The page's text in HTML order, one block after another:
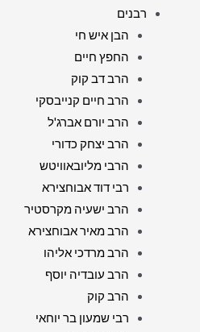
רבנים
הבן איש חי
החפץ חיים
הרב דב קוק
הרב חיים קנייבסקי
הרב יורם אברג'ל
הרב יצחק כדורי
הרבי מליובאוויטש
רבי דוד אבוחצירא
הרב ישעיה מקרסטיר
הרב מאיר אבוחצירא
הרב מרדכי אליהו
הרב עובדיה יוסף
הרב קוק
רבי שמעון בר יוחאי